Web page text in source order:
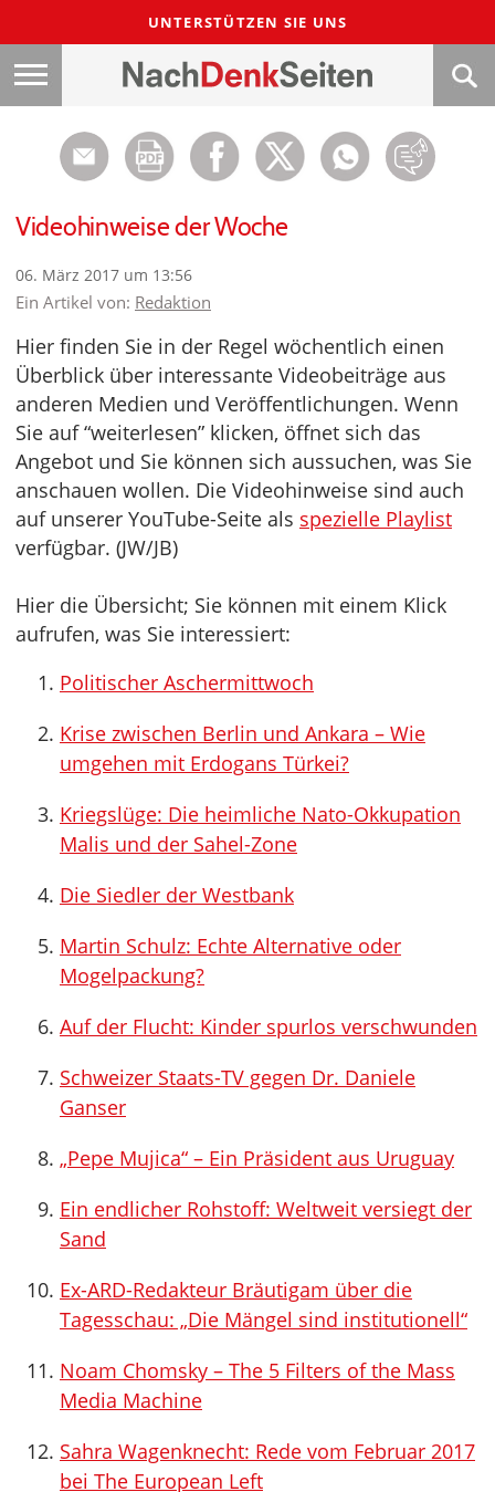
UNTERSTÜTZEN SIE UNS
Videohinweise der Woche
06. März 2017 um 13:56
Ein Artikel von: Redaktion
Hier finden Sie in der Regel wöchentlich einen
Überblick über interessante Videobeiträge aus
anderen Medien und Veröffentlichungen. Wenn
Sie auf “weiterlesen” klicken, öffnet sich das
Angebot und Sie können sich aussuchen, was Sie
anschauen wollen. Die Videohinweise sind auch
auf unserer YouTube-Seite als spezielle Playlist
verfügbar. (JW/JB)
Hier die Übersicht; Sie können mit einem Klick
aufrufen, was Sie interessiert:
Politischer Aschermittwoch
Krise zwischen Berlin und Ankara – Wie
umgehen mit Erdogans Türkei?
Kriegslüge: Die heimliche Nato-Okkupation
Malis und der Sahel-Zone
Die Siedler der Westbank
Martin Schulz: Echte Alternative oder
Mogelpackung?
Auf der Flucht: Kinder spurlos verschwunden
Schweizer Staats-TV gegen Dr. Daniele
Ganser
„Pepe Mujica“ – Ein Präsident aus Uruguay
Ein endlicher Rohstoff: Weltweit versiegt der
Sand
Ex-ARD-Redakteur Bräutigam über die
Tagesschau: „Die Mängel sind institutionell“
Noam Chomsky – The 5 Filters of the Mass
Media Machine
Sahra Wagenknecht: Rede vom Februar 2017
bei The European Left